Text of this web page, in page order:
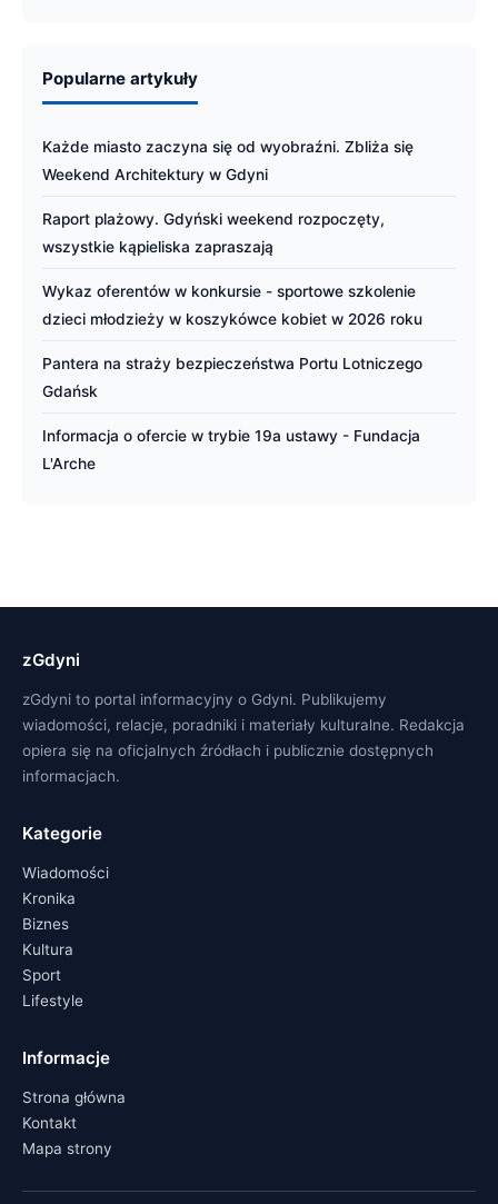
Popularne artykuły
Każde miasto zaczyna się od wyobraźni. Zbliża się
Weekend Architektury w Gdyni
Raport plażowy. Gdyński weekend rozpoczęty,
wszystkie kąpieliska zapraszają
Wykaz oferentów w konkursie - sportowe szkolenie
dzieci młodzieży w koszykówce kobiet w 2026 roku
Pantera na straży bezpieczeństwa Portu Lotniczego
Gdańsk
Informacja o ofercie w trybie 19a ustawy - Fundacja
L'Arche
zGdyni
zGdyni to portal informacyjny o Gdyni. Publikujemy
wiadomości, relacje, poradniki i materiały kulturalne. Redakcja
opiera się na oficjalnych źródłach i publicznie dostępnych
informacjach.
Kategorie
Wiadomości
Kronika
Biznes
Kultura
Sport
Lifestyle
Informacje
Strona główna
Kontakt
Mapa strony